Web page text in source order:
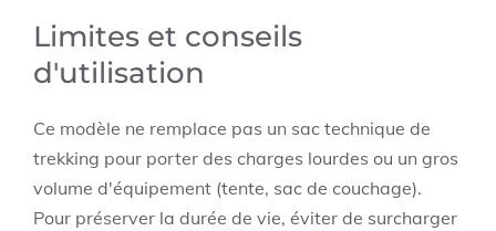
Limites et conseils
d'utilisation
Ce modèle ne remplace pas un sac technique de
trekking pour porter des charges lourdes ou un gros
volume d'équipement (tente, sac de couchage).
Pour préserver la durée de vie, éviter de surcharger